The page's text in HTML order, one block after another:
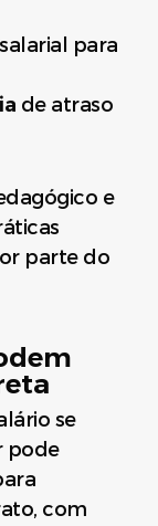
para
de atraso
e
parte do
se
pode
com